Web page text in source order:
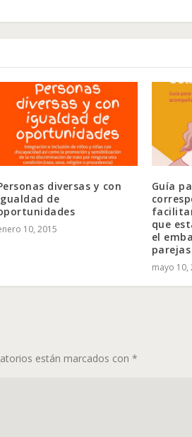
diversas y con
de
10, 2015
Guía
que
el
parejas
mayo 10,
están marcados con*